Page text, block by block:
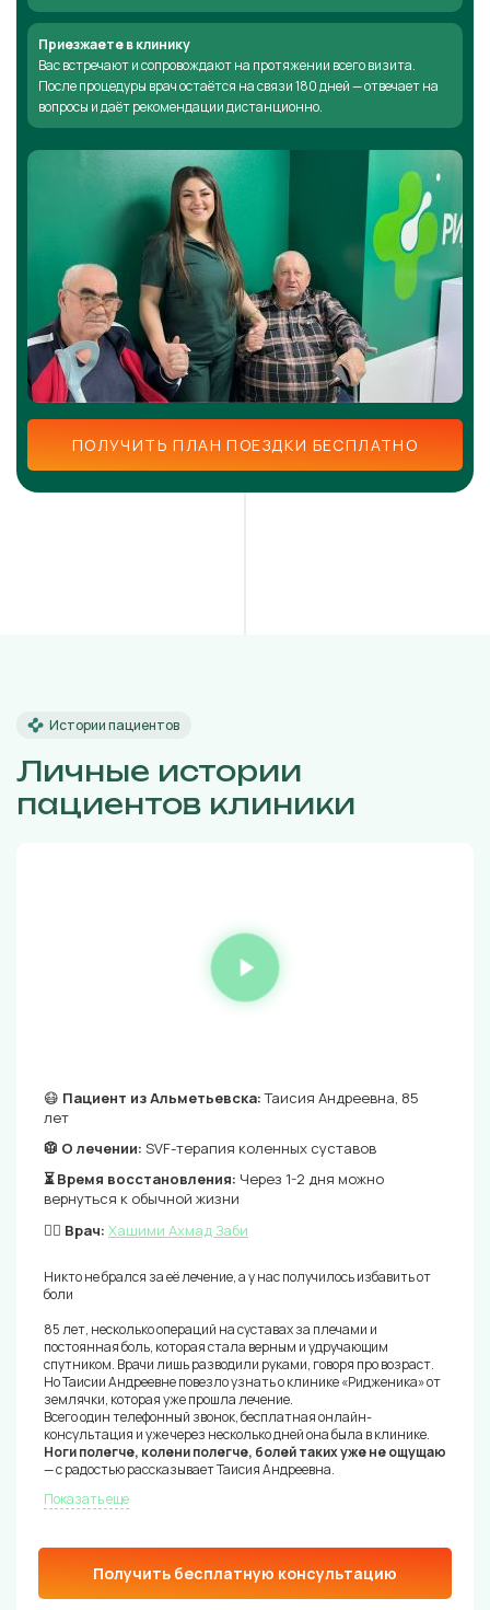
Приезжаете в клинику
Вас встречают и сопровождают на протяжении всего визита.
После процедуры врач остаётся на связи 180 дней — отвечает на
вопросы и даёт рекомендации дистанционно.
ПОЛУЧИТЬ ПЛАН ПОЕЗДКИ БЕСПЛАТНО
Истории пациентов
Личные истории
пациентов клиники
😷 Пациент из Альметьевска:Таисия Андреевна, 85
лет
🥼 О лечении: SVF-терапия коленных суставов
⏳ Время восстановления: Через 1-2 дня можно
вернуться к обычной жизни
👨‍⚕️ Врач: Хашими Ахмад Заби
Никто не брался за её лечение, а у нас получилось избавить от
боли
85 лет, несколько операций на суставах за плечами и
постоянная боль, которая стала верным и удручающим
спутником. Врачи лишь разводили руками, говоря про возраст.
Но Таисии Андреевне повезло узнать о клинике «Ридженика» от
землячки, которая уже прошла лечение.
Всего один телефонный звонок, бесплатная онлайн-
консультация и уже через несколько дней она была в клинике.
Ноги полегче, колени полегче, болей таких уже не ощущаю
— с радостью рассказывает Таисия Андреевна.
Показать еще
Получить бесплатную консультацию